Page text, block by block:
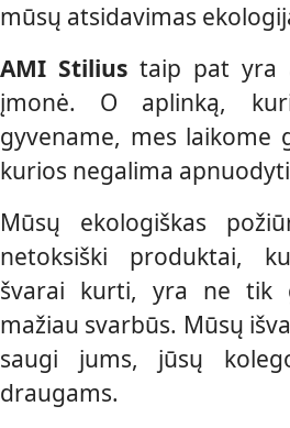
mūsų atsidavimas
AMI Stilius taip pat yra
įmonė. O aplinką,
gyvename, mes laikome
kurios negalima
Mūsų ekologiškas
netoksiški produktai,
švarai kurti, yra ne tik
mažiau svarbūs. Mūsų
saugi jums, jūsų
draugams.